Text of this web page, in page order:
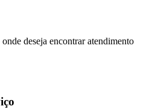
deseja encontrar atendimento